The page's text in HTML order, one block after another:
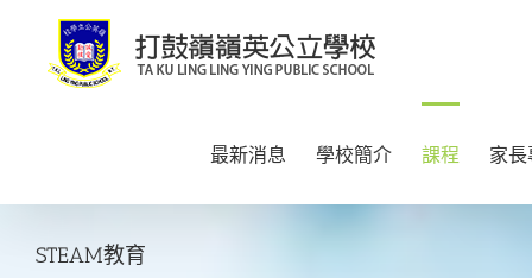
content
最新消息 學校簡介 課程 家
STEAM教育